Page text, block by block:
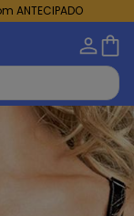
ANTECIPADO